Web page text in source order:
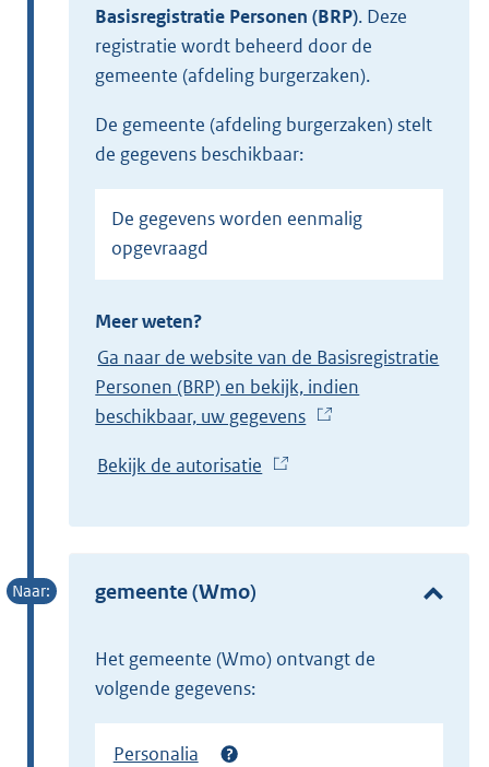
Basisregistratie Personen (BRP). Deze
registratie wordt beheerd door de
gemeente (afdeling burgerzaken).
de gemeente (afdeling burgerzaken) stelt
de gegevens beschikbaar:
De gegevens worden eenmalig
opgevraagd
Meer weten?
Ga naar de website van de Basisregistratie
Personen (BRP) en bekijk, indien
beschikbaar, uw gegevens
e
l
Bekijk de autorisatie
x
t
e
i
gemeente (Wmo)
het gemeente (Wmo) ontvangt de
volgende gegevens:
Personalia